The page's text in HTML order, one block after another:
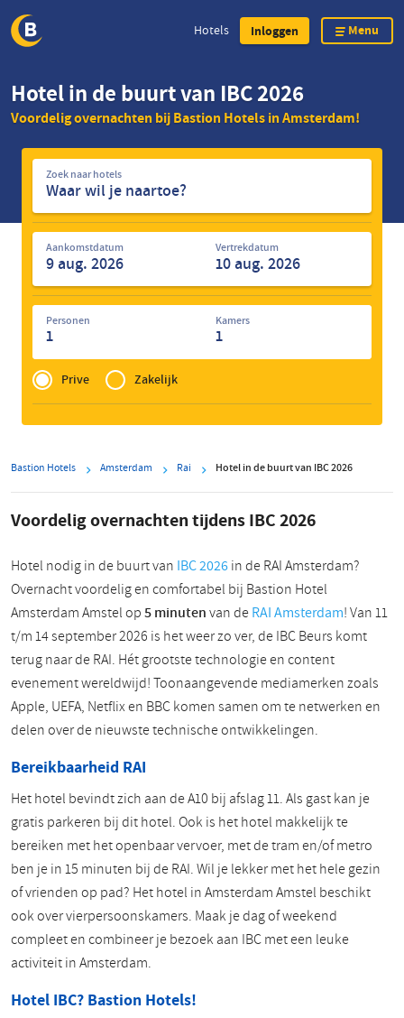
naar
inhoud
Hotels Inloggen Menu
Hotel in de buurt van IBC 2026
Voordelig overnachten bij Bastion Hotels in Amsterdam!
Zoek
naar
hotels
Zoek naar hotels
Aankomstdatum Vertrekdatum
Personen
1
Kamers
1
Privé
of
Zakelijk
Prive Zakelijk
Bastion Hotels Amsterdam Rai Hotel in de buurt van IBC 2026
Voordelig overnachten tijdens IBC 2026
Hotel nodig in de buurt van IBC 2026in de RAI Amsterdam?
Overnacht voordelig en comfortabel bij Bastion Hotel
Amsterdam Amstel op5minutenvan deRAI Amsterdam! Van 11
t/m 14 september 2026 is het weer zo ver, de IBC Beurs komt
terug naar de RAI. Hét grootste technologie en content
evenement wereldwijd! Toonaangevende mediamerken zoals
Apple, UEFA, Netflix en BBC komen samen om te netwerken en
delen over de nieuwste technische ontwikkelingen.
Bereikbaarheid RAI
Het hotel bevindt zich aan de A10 bij afslag 11. Als gast kan je
gratis parkeren bij dit hotel. Ook is het hotel makkelijk te
bereiken met het openbaar vervoer, met de tram en/of metro
ben je in 15 minuten bij de RAI. Wil je lekker met het hele gezin
of vrienden op pad? Het hotel in Amsterdam Amstel beschikt
ook over vierpersoonskamers. Maak je dag of weekend
compleet en combineer je bezoek aan IBC met een leuke
activiteit in Amsterdam.
Hotel IBC? Bastion Hotels!